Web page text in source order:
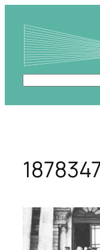
contenu
Rechercher